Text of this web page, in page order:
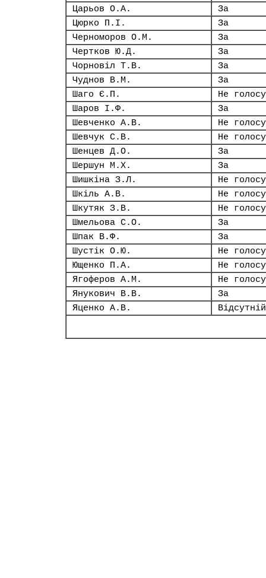
Царьов О.А.
За
Цюрко П.І.
За
Черноморов О.М.
За
Чертков Ю.Д.
За
Чорновіл Т.В.
За
Чуднов В.М.
За
Шаго Є.П.
Не
Шаров І.Ф.
За
Шевченко А.В.
Не
Шевчук С.В.
Не
Шенцев Д.О.
За
Шершун М.Х.
За
Шишкіна З.Л.
Не
Шкіль А.В.
Не
Шкутяк З.В.
Не
Шмельова С.О.
За
Шпак В.Ф.
За
Шустік О.Ю.
Не
Ющенко П.А.
Не
Ягоферов А.М.
Не
Янукович В.В.
За
Яценко А.В.
Відсутній